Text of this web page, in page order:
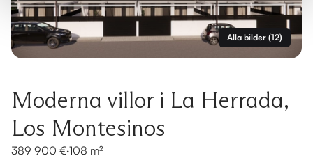
Alla bilder (12)
Moderna villor i La Herrada,
Los Montesinos
389 900 €·108 m²